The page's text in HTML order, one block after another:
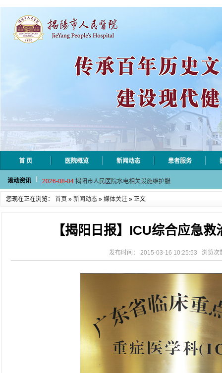
首 页 医院概览 新闻动态 患者服务
滚动资讯
2026-08-06 揭阳市人民医院采集自动对焦相机市
2026-08-04 揭阳市人民医院水电相关设施维护服
2026-07-31 大咖云集探内科前沿！首届榕江医学
2026-07-31 学术聚力！妇儿分论坛精彩收官
2026-08-04 揭阳市人民医院水电相关设施维护服
学术聚力！妇儿分论坛精彩收官
2026-07-31 以学术聚合力 | 运动健康分论坛助
您现在正在浏览： 首页 » 新闻动态 » 媒体关注 » 正文
【揭阳日报】ICU综合应急
发布时间： 2015-03-16 10:25:53 浏览次